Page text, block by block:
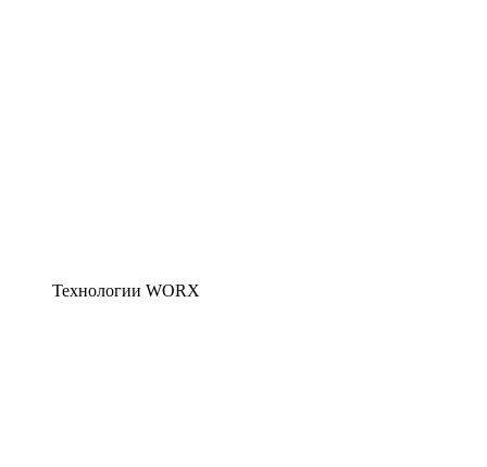
Технологии WORX